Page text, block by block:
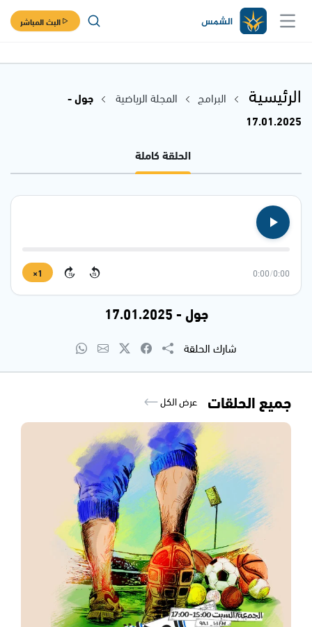
البث المباشر
الرئيسية البرامج المجلة الرياضية
جول -
17.01.2025
الحلقة كاملة
0:00
/
0:00
15
15
1×
جول - 17.01.2025
شارك الحلقة
جميع الحلقات عرض الكل